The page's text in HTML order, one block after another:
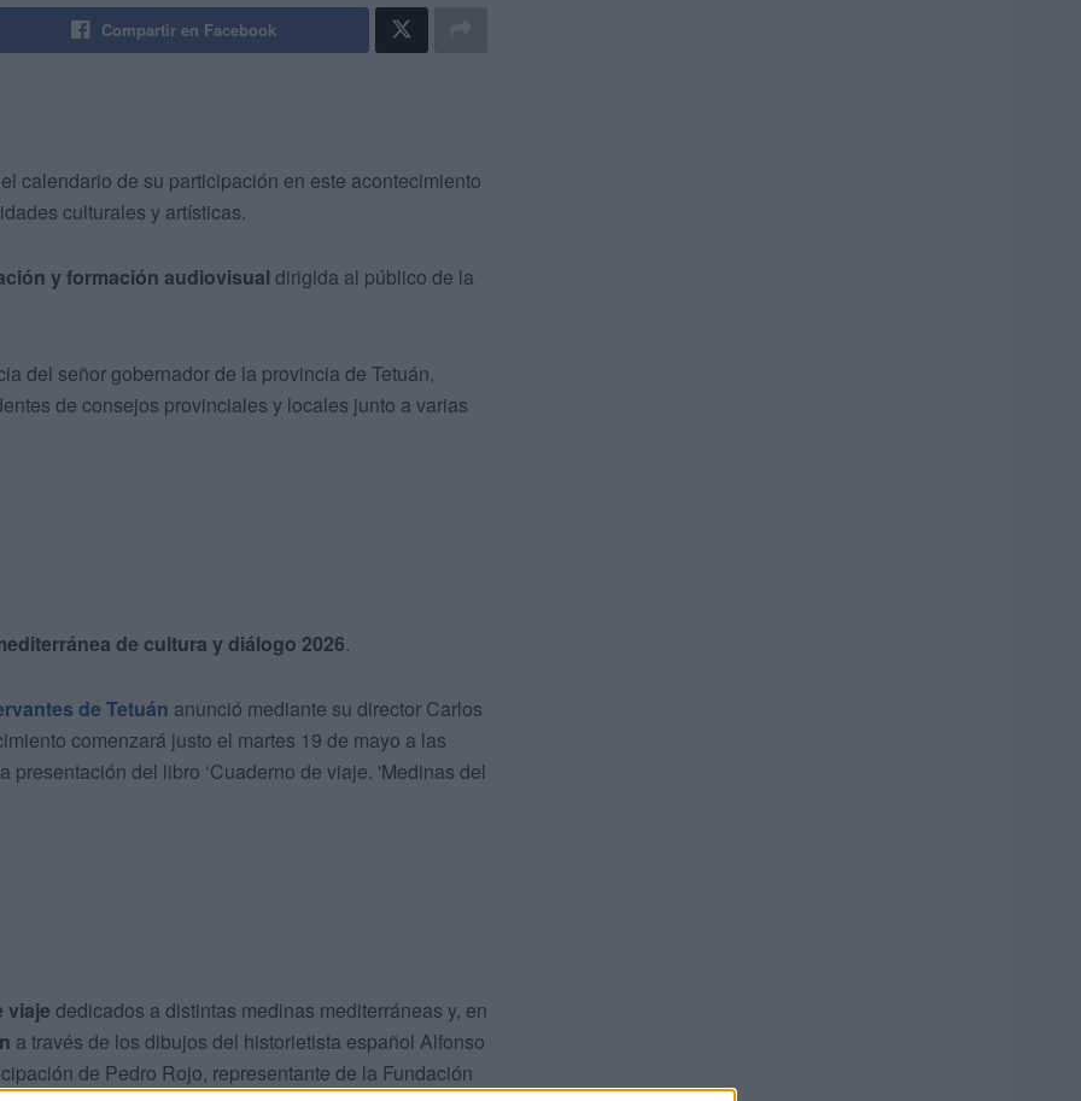
Compartir en Facebook
calendario de su participación en este acontecimiento
culturales y artísticas.
y formación audiovisual dirigida al público de la
del señor gobernador de la provincia de Tetuán,
de consejos provinciales y locales junto a varias
de cultura y diálogo 2026.
de Tetuán anunció mediante su director Carlos
comenzará justo el martes 19 de mayo a las
del libro ‘Cuaderno de viaje. 'Medinas del
viaje dedicados a distintas medinas mediterráneas y, en
a través de los dibujos del historietista español Alfonso
de Pedro Rojo, representante de la Fundación